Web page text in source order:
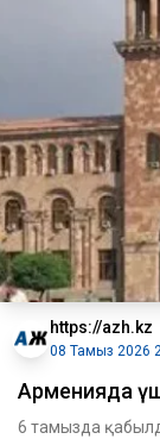
https://azh.kz
08 Тамыз 2026
Арменияда үш
6 тамызда